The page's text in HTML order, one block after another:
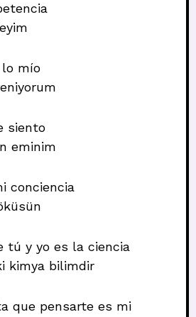
lo mío
siento
eminim
conciencia
tú y yo es la ciencia
kimya bilimdir
que pensarte es mi